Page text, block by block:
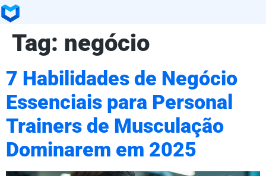
Tag: negócio
7 Habilidades de Negócio
Essenciais para Personal
Trainers de Musculação
Dominarem em 2025